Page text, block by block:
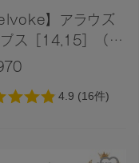
】アラウズ
プス［14,15］（レ
）